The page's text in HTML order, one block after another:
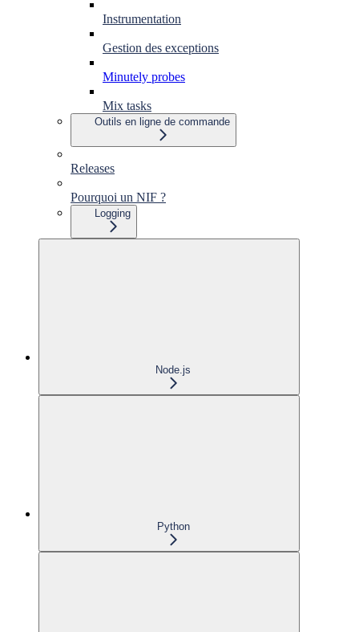
Instrumentation
Gestion des exceptions
Minutely probes
Mix tasks
Outils en ligne de commande
Releases
Pourquoi un NIF ?
Logging
Node.js
Python